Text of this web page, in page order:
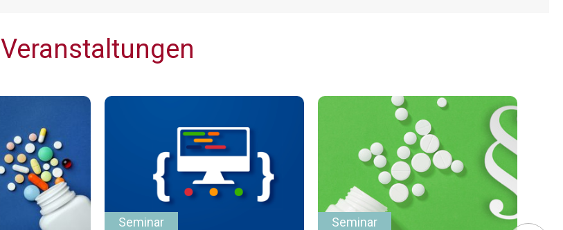
Veranstaltungen
Seminar Seminar